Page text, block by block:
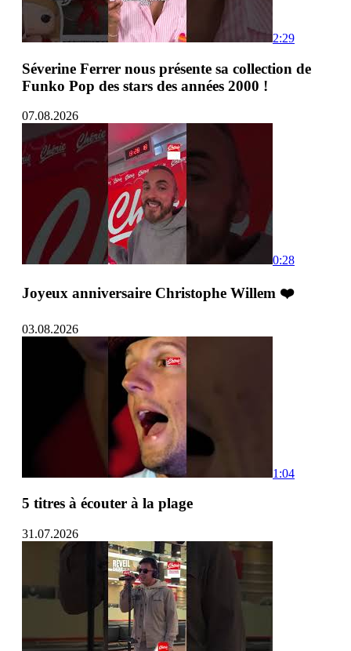
2:29
Séverine Ferrer nous présente sa collection de
Funko Pop des stars des années 2000 !
07.08.2026
0:28
Joyeux anniversaire Christophe Willem ❤️
03.08.2026
1:04
5 titres à écouter à la plage
31.07.2026